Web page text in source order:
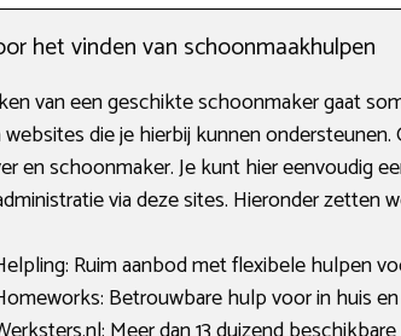
het vinden van schoonmaakhulpen
van een geschikte schoonmaker gaat
die je hierbij kunnen
en schoonmaker. Je kunt hier eenvoudig
via deze sites. Hieronder zetten
Ruim aanbod met flexibele hulpen
Betrouwbare hulp voor in huis